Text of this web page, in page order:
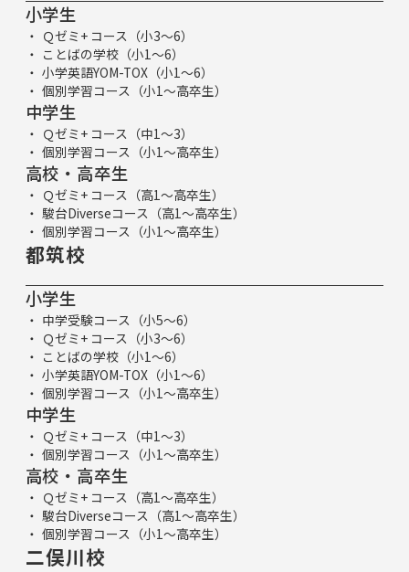
小学生
Ｑゼミ+ コース（小3～6）
ことばの学校（小1～6）
小学英語YOM-TOX（小1～6）
個別学習コース（小1～高卒生）
中学生
Ｑゼミ+ コース（中1～3）
個別学習コース（小1～高卒生）
高校・高卒生
Ｑゼミ+ コース（高1～高卒生）
駿台Diverseコース（高1～高卒生）
個別学習コース（小1～高卒生）
都筑校
小学生
中学受験コース（小5～6）
Ｑゼミ+ コース（小3～6）
ことばの学校（小1～6）
小学英語YOM-TOX（小1～6）
個別学習コース（小1～高卒生）
中学生
Ｑゼミ+ コース（中1～3）
個別学習コース（小1～高卒生）
高校・高卒生
Ｑゼミ+ コース（高1～高卒生）
駿台Diverseコース（高1～高卒生）
個別学習コース（小1～高卒生）
二俣川校